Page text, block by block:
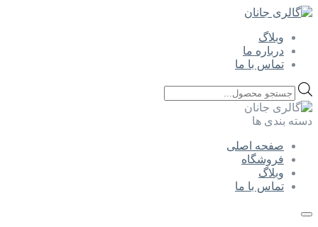
وبلاگ
درباره ما
تماس با ما
Products
search
دسته بندی ها
صفحه اصلی
فروشگاه
وبلاگ
تماس با ما